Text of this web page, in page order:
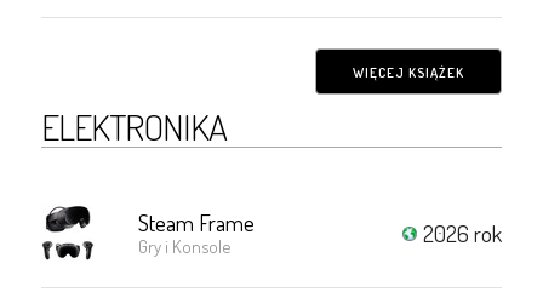
WIĘCEJ KSIĄŻEK
ELEKTRONIKA
Steam Frame
Gry i Konsole 2026 rok